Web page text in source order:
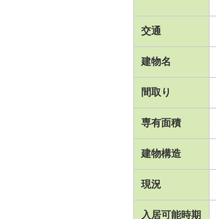
交通
建物名
間取り
専有面積
建物構造
現況
入居可能時期